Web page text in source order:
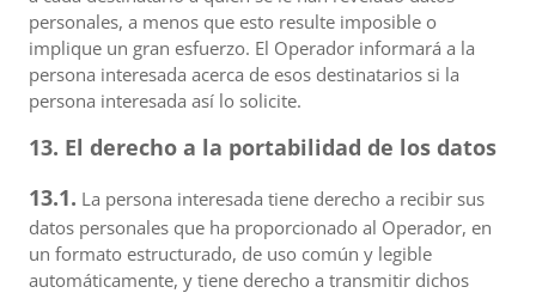
personales, a menos que esto resulte imposible o
implique un gran esfuerzo. El Operador informará a la
persona interesada acerca de esos destinatarios si la
persona interesada así lo solicite.
13. El derecho a la portabilidad de los datos
13.1. La persona interesada tiene derecho a recibir sus
datos personales que ha proporcionado al Operador, en
un formato estructurado, de uso común y legible
automáticamente, y tiene derecho a transmitir dichos